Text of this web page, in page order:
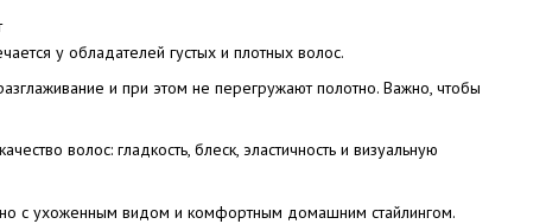
у обладателей густых и плотных волос.
и при этом не перегружают полотно. Важно, чтобы
волос: гладкость, блеск, эластичность и визуальную
с ухоженным видом и комфортным домашним стайлингом.